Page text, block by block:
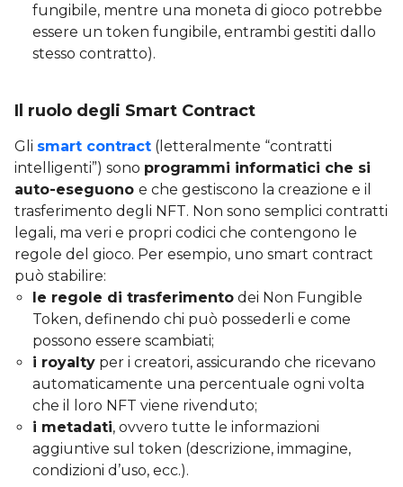
fungibile, mentre una moneta di gioco potrebbe
essere un token fungibile, entrambi gestiti dallo
stesso contratto).
Il ruolo degli Smart Contract
Gli smart contract (letteralmente “contratti
intelligenti”) sono programmi informatici che si
auto-eseguono e che gestiscono la creazione e il
trasferimento degli NFT. Non sono semplici contratti
legali, ma veri e propri codici che contengono le
regole del gioco. Per esempio, uno smart contract
può stabilire:
le regole di trasferimento dei Non Fungible
Token, definendo chi può possederli e come
possono essere scambiati;
i royalty per i creatori, assicurando che ricevano
automaticamente una percentuale ogni volta
che il loro NFT viene rivenduto;
i metadati, ovvero tutte le informazioni
aggiuntive sul token (descrizione, immagine,
condizioni d’uso, ecc.).